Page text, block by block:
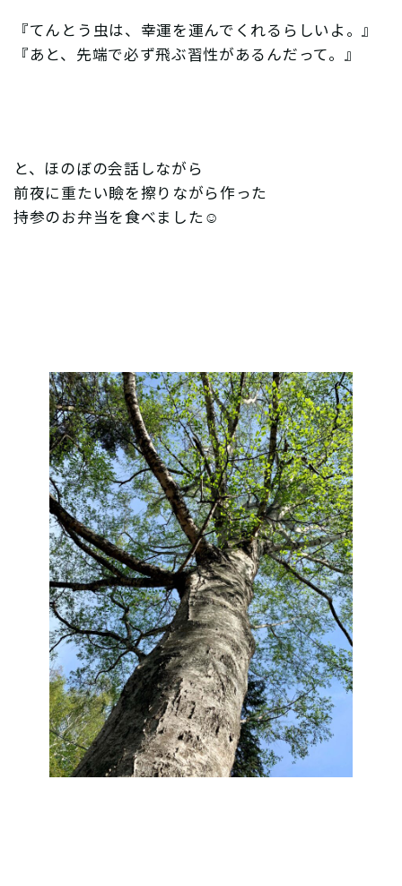
『てんとう虫は、幸運を運んでくれるらしいよ。』
『あと、先端で必ず飛ぶ習性があるんだって。』
と、ほのぼの会話しながら
前夜に重たい瞼を擦りながら作った
持参のお弁当を食べました☺︎